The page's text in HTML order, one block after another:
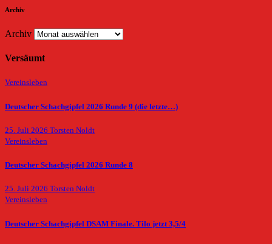
Archiv
Archiv
Versäumt
Vereinsleben
Deutscher Schachgipfel 2026 Runde 9 (die letzte…)
25. Juli 2026 Torsten Noldt
Vereinsleben
Deutscher Schachgipfel 2026 Runde 8
25. Juli 2026 Torsten Noldt
Vereinsleben
Deutscher Schachgipfel DSAM Finale. Tilo jetzt 3,5/4